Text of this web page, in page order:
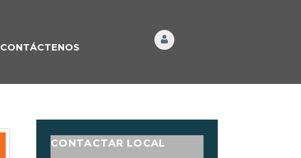
CONTÁCTENOS
CONTACTAR LOCAL